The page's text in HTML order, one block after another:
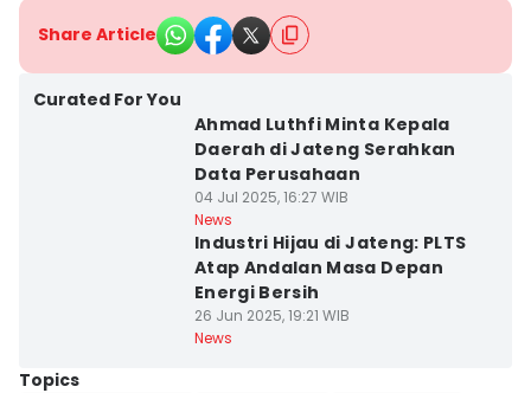
Share Article
Curated For You
Ahmad Luthfi Minta Kepala
Daerah di Jateng Serahkan
Data Perusahaan
04 Jul 2025, 16:27 WIB
News
Industri Hijau di Jateng: PLTS
Atap Andalan Masa Depan
Energi Bersih
26 Jun 2025, 19:21 WIB
News
Topics